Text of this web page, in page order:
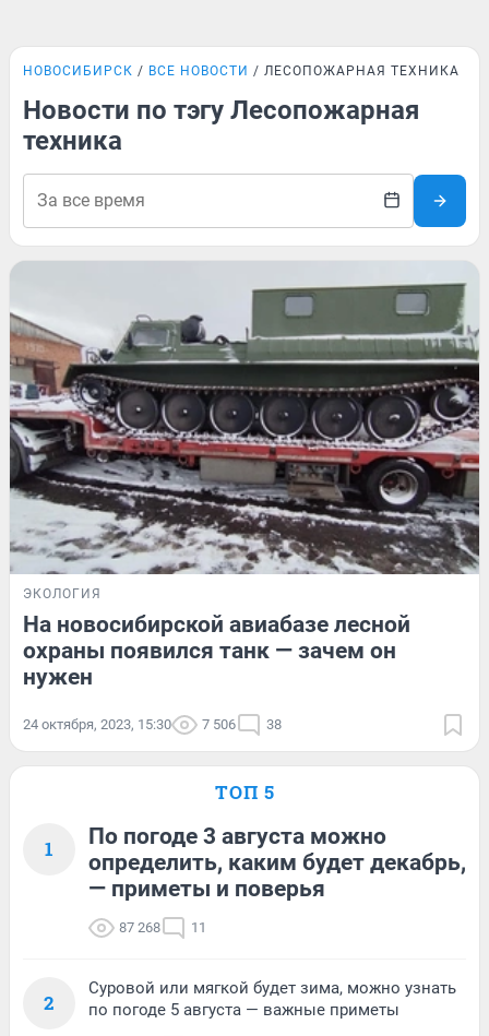
НОВОСИБИРСК ВСЕ НОВОСТИ ЛЕСОПОЖАРНАЯ ТЕХНИКА
Новости по тэгу Лесопожарная
техника
ЭКОЛОГИЯ
На новосибирской авиабазе лесной
охраны появился танк — зачем он
нужен
24 октября, 2023, 15:30 7 506 38
ТОП 5
1
По погоде 3 августа можно
определить, каким будет декабрь,
— приметы и поверья
87 268 11
2
Суровой или мягкой будет зима, можно узнать
по погоде 5 августа — важные приметы